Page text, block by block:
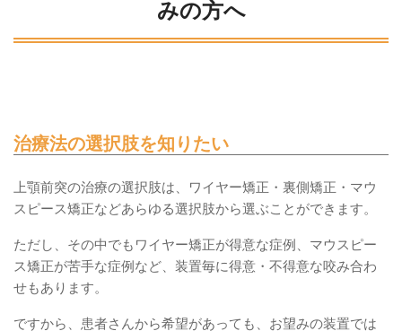
みの方へ
治療法の選択肢を知りたい
上顎前突の治療の選択肢は、ワイヤー矯正・裏側矯正・マウ
スピース矯正などあらゆる選択肢から選ぶことができます。
ただし、その中でもワイヤー矯正が得意な症例、マウスピー
ス矯正が苦手な症例など、装置毎に得意・不得意な咬み合わ
せもあります。
ですから、患者さんから希望があっても、お望みの装置では